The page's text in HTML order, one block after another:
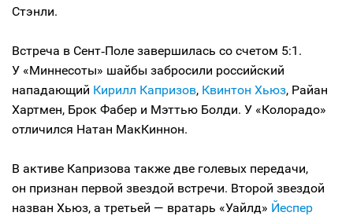
Стэнли.
Встреча в Сент‑Поле завершилась со счетом 5:1.
У «Миннесоты» шайбы забросили российский
нападающий Кирилл Капризов, Квинтон Хьюз, Райан
Хартмен, Брок Фабер и Мэттью Болди. У «Колорадо»
отличился Натан МакКиннон.
В активе Капризова также две голевых передачи,
он признан первой звездой встречи. Второй звездой
назван Хьюз, а третьей — вратарь «Уайлд» Йеспер